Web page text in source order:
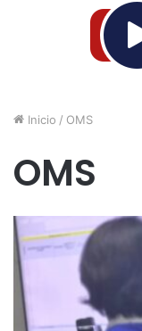
Inicio / OMS
OMS